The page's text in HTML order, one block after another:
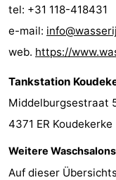
tel: +31 118-418431
e-mail:
web. https://
Tankstation
Middelburgsestraat
4371 ER Koudekerke
Weitere
Auf dieser